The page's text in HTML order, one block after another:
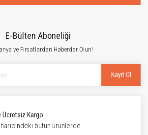
E-Bülten Aboneliği
ve Fırsatlardan Haberdar Olun!
Kayıt Ol
Ücretsiz Kargo
bütün ürünlerde